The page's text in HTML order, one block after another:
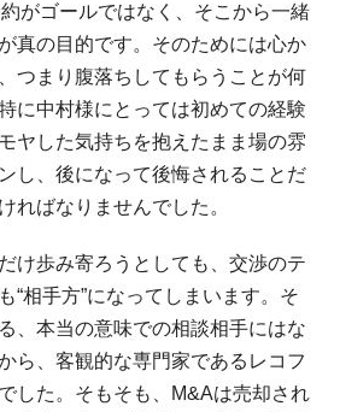
がゴールではなく、そこから一緒
真の目的です。そのためには心か
つまり腹落ちしてもらうことが何
に中村様にとっては初めての経験
ヤした気持ちを抱えたまま場の雰
し、後になって後悔されることだ
ればなりませんでした。
け歩み寄ろうとしても、交渉のテ
“相手方”になってしまいます。そ
、本当の意味での相談相手にはな
ら、客観的な専門家であるレコフ
した。そもそも、M&Aは売却され